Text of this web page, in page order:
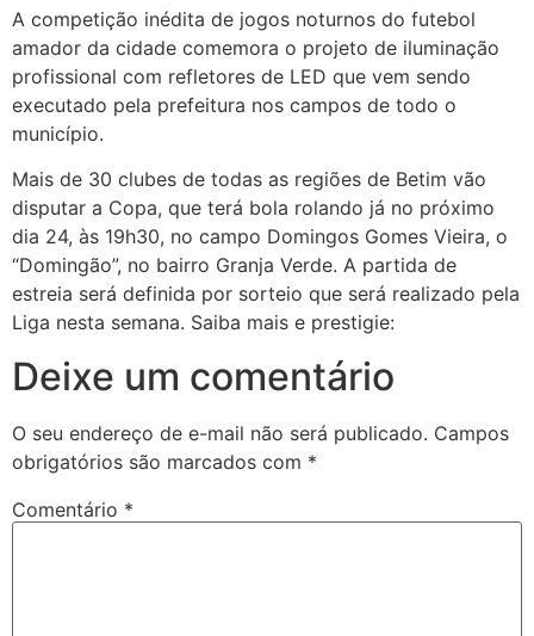
A competição inédita de jogos noturnos do futebol
amador da cidade comemora o projeto de iluminação
profissional com refletores de LED que vem sendo
executado pela prefeitura nos campos de todo o
município.
Mais de 30 clubes de todas as regiões de Betim vão
disputar a Copa, que terá bola rolando já no próximo
dia 24, às 19h30, no campo Domingos Gomes Vieira, o
“Domingão”, no bairro Granja Verde. A partida de
estreia será definida por sorteio que será realizado pela
Liga nesta semana. Saiba mais e prestigie:
Deixe um comentário
O seu endereço de e-mail não será publicado. Campos
obrigatórios são marcados com *
Comentário *